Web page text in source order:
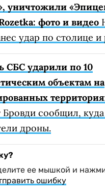
уничтожили
фото и видео
удар по столице и
СБС ударили по 10
объектам на
Бровди сообщил,
дроны.
ее мышкой и
ошибку